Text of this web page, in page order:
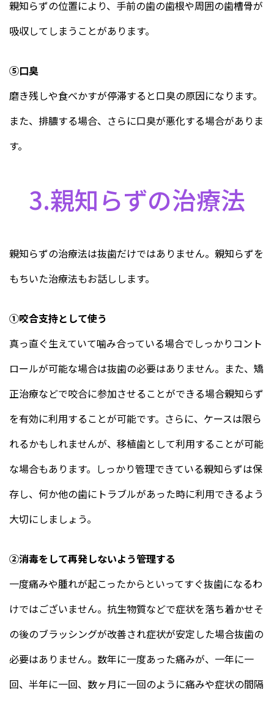
親知らずの位置により、手前の歯の歯根や周囲の歯槽骨が
吸収してしまうことがあります。
⑤口臭
磨き残しや食べかすが停滞すると口臭の原因になります。
また、排膿する場合、さらに口臭が悪化する場合がありま
す。
3.親知らずの治療法
親知らずの治療法は抜歯だけではありません。親知らずを
もちいた治療法もお話しします。
①咬合支持として使う
真っ直ぐ生えていて噛み合っている場合でしっかりコント
ロールが可能な場合は抜歯の必要はありません。また、矯
正治療などで咬合に参加させることができる場合親知らず
を有効に利用することが可能です。さらに、ケースは限ら
れるかもしれませんが、移植歯として利用することが可能
な場合もあります。しっかり管理できている親知らずは保
存し、何か他の歯にトラブルがあった時に利用できるよう
大切にしましょう。
②消毒をして再発しないよう管理する
一度痛みや腫れが起こったからといってすぐ抜歯になるわ
けではございません。抗生物質などで症状を落ち着かせそ
の後のブラッシングが改善され症状が安定した場合抜歯の
必要はありません。数年に一度あった痛みが、一年に一
回、半年に一回、数ヶ月に一回のように痛みや症状の間隔